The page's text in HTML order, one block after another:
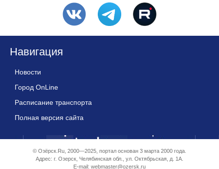
Навигация
Новости
Город OnLine
Расписание транспорта
Полная версия сайта
© Озёрск.Ru, 2000—2025, портал основан 3 марта 2000 года.
Адрес: г. Озерск, Челябинская обл., ул. Октябрьская, д. 1А.
E-mail: webmaster@ozersk.ru